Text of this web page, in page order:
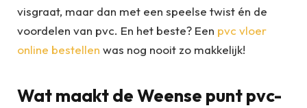
visgraat, maar dan met een speelse twist én de
voordelen van pvc. En het beste? Een pvc vloer
online bestellen was nog nooit zo makkelijk!
Wat maakt de Weense punt pvc-